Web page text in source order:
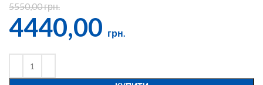
5550,00грн.
4440,00 грн.